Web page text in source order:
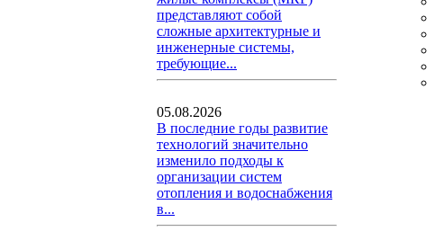
представляют собой
сложные архитектурные и
инженерные системы,
требующие...
05.08.2026
В последние годы развитие
технологий значительно
изменило подходы к
организации систем
отопления и водоснабжения
в...